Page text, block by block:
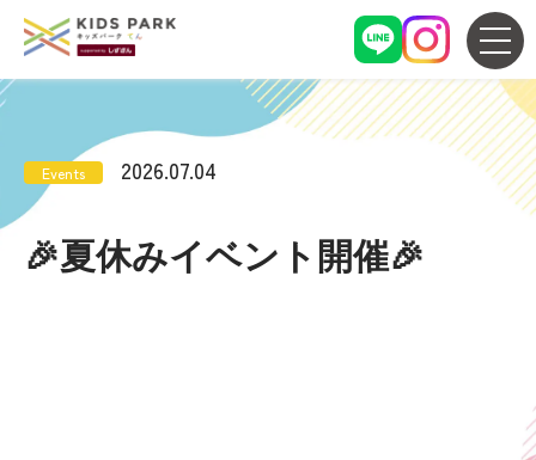
Events 2026.07.04
🎉夏休みイベント開催🎉